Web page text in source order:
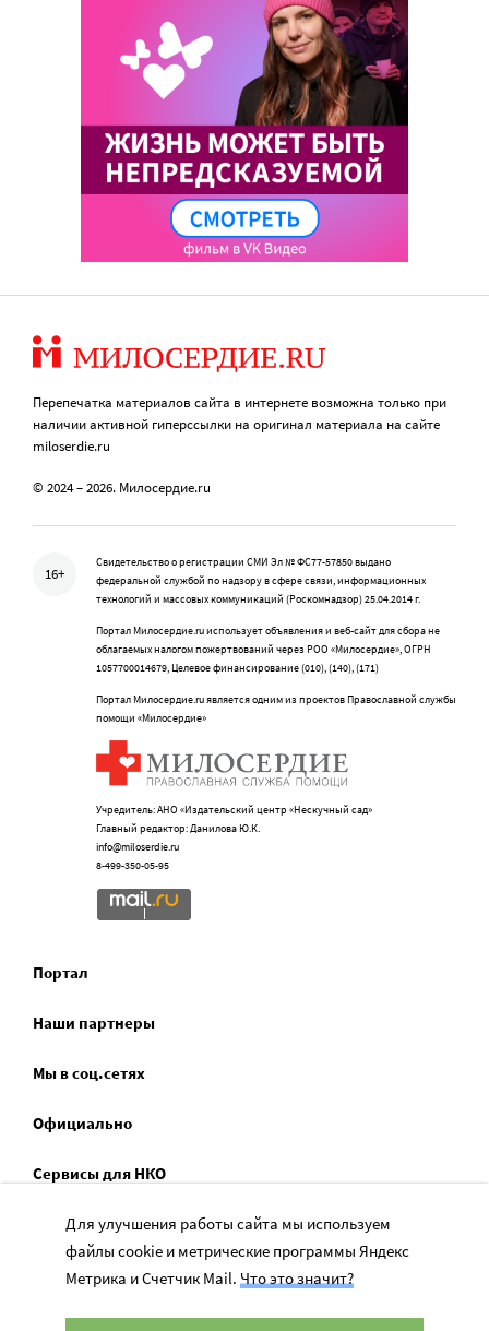
Перепечатка материалов сайта в интернете возможна только при
наличии активной гиперссылки на оригинал материала на сайте
miloserdie.ru
© 2024 – 2026. Милосердие.ru
16+
Свидетельство о регистрации СМИ Эл № ФС77-57850 выдано
федеральной службой по надзору в сфере связи, информационных
технологий и массовых коммуникаций (Роскомнадзор) 25.04.2014 г.
Портал Милосердие.ru использует объявления и веб-сайт для сбора не
облагаемых налогом пожертвований через РОО «Милосердие», ОГРН
1057700014679, Целевое финансирование (010), (140), (171)
Портал Милосердие.ru является одним из проектов Православной службы
помощи «Милосердие»
Учредитель: АНО «Издательский центр «Нескучный сад»
Главный редактор: Данилова Ю.К.
info@miloserdie.ru
8-499-350-05-95
Портал
Наши партнеры
Мы в соц.сетях
Официально
Сервисы для НКО
Спецпроекты
Социальное служение
Для улучшения работы сайта мы используем
файлы cookie и метрические программы Яндекс
Метрика и Счетчик Mail. Что это значит?